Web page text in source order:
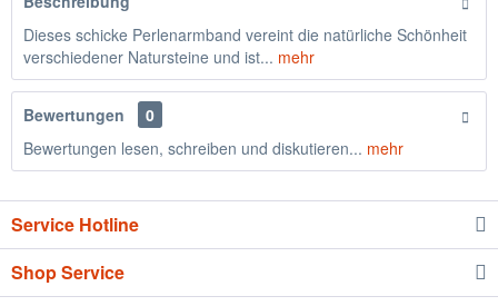
Dieses schicke Perlenarmband vereint die natürliche Schönheit
verschiedener Natursteine und ist... mehr
Bewertungen
0
Bewertungen lesen, schreiben und diskutieren... mehr
Service Hotline
Shop Service